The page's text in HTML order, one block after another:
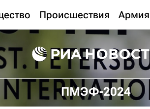
Происшествия Армия
ПМЭФ-2024